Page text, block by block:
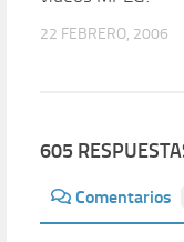
22 FEBRERO, 2006
605
Comentarios